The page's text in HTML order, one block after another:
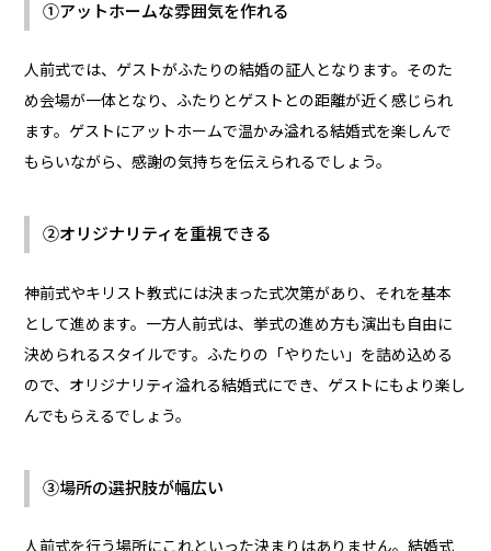
①アットホームな雰囲気を作れる
人前式では、ゲストがふたりの結婚の証人となります。そのた
め会場が一体となり、ふたりとゲストとの距離が近く感じられ
ます。ゲストにアットホームで温かみ溢れる結婚式を楽しんで
もらいながら、感謝の気持ちを伝えられるでしょう。
②オリジナリティを重視できる
神前式やキリスト教式には決まった式次第があり、それを基本
として進めます。一方人前式は、挙式の進め方も演出も自由に
決められるスタイルです。ふたりの「やりたい」を詰め込める
ので、オリジナリティ溢れる結婚式にでき、ゲストにもより楽し
んでもらえるでしょう。
③場所の選択肢が幅広い
人前式を行う場所にこれといった決まりはありません。結婚式